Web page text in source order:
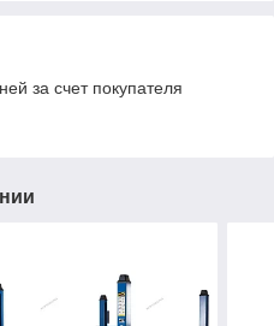
за счет покупателя